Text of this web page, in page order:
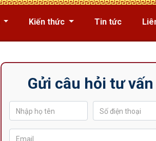
Kiến thức Tin tức
Gửi câu hỏi tư vấn